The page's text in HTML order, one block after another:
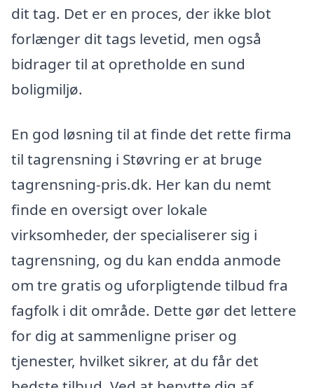
dit tag. Det er en proces, der ikke blot
forlænger dit tags levetid, men også
bidrager til at opretholde en sund
boligmiljø.
En god løsning til at finde det rette firma
til tagrensning i Støvring er at bruge
tagrensning-pris.dk. Her kan du nemt
finde en oversigt over lokale
virksomheder, der specialiserer sig i
tagrensning, og du kan endda anmode
om tre gratis og uforpligtende tilbud fra
fagfolk i dit område. Dette gør det lettere
for dig at sammenligne priser og
tjenester, hvilket sikrer, at du får det